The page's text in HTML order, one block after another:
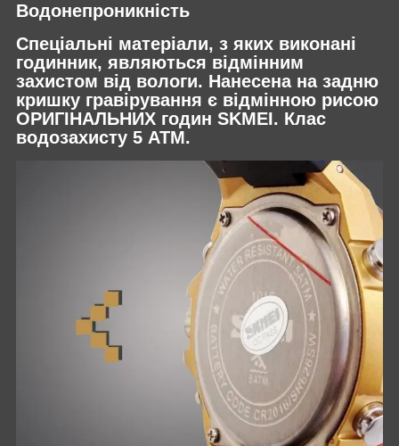
Водонепроникність
Спеціальні матеріали, з яких виконані
годинник, являються відмінним
захистом від вологи. Нанесена на задню
кришку гравірування є відмінною рисою
ОРИГІНАЛЬНИХ годин SKMEI. Клас
водозахисту 5 АТМ.